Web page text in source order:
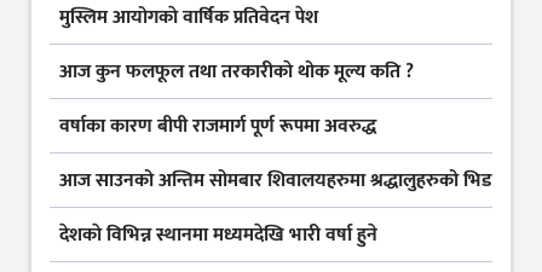
मुस्लिम आयोगकाे वार्षिक प्रतिवेदन पेश
आज कुन फलफूल तथा तरकारीकाे थोक मूल्य कति ?
वर्षाका कारण बीपी राजमार्ग पूर्ण रूपमा अवरुद्ध
आज साउनको अन्तिम सोमबार शिवालयहरुमा श्रद्धालुहरुको भिड
देशकाे विभिन्न स्थानमा मध्यमदेखि भारी वर्षा हुने